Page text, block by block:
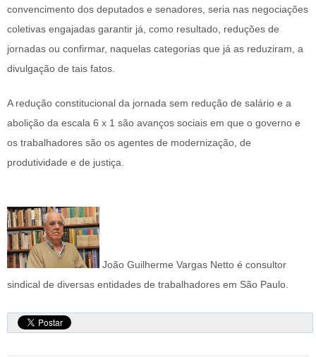
convencimento dos deputados e senadores, seria nas negociações
coletivas engajadas garantir já, como resultado, reduções de
jornadas ou confirmar, naquelas categorias que já as reduziram, a
divulgação de tais fatos.
A redução constitucional da jornada sem redução de salário e a
abolição da escala 6 x 1 são avanços sociais em que o governo e
os trabalhadores são os agentes de modernização, de
produtividade e de justiça.
João Guilherme Vargas Netto é consultor
sindical de diversas entidades de trabalhadores em São Paulo.